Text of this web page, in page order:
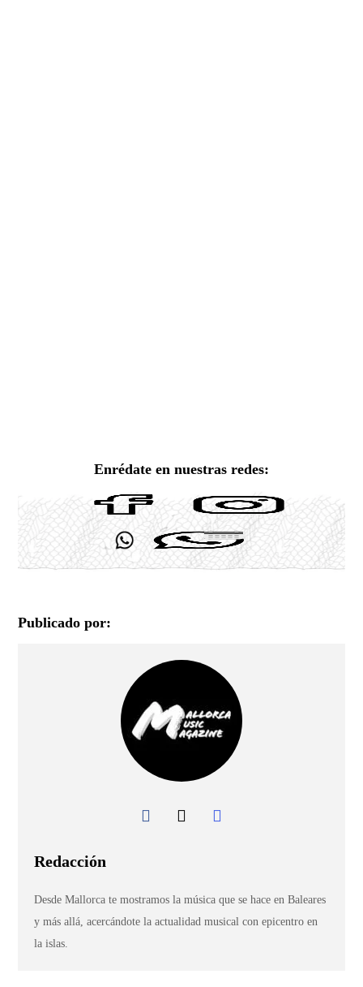
Enrédate en nuestras redes:
Publicado por:
Redacción
Desde Mallorca te mostramos la música que se hace en Baleares
y más allá, acercándote la actualidad musical con epicentro en
la islas.